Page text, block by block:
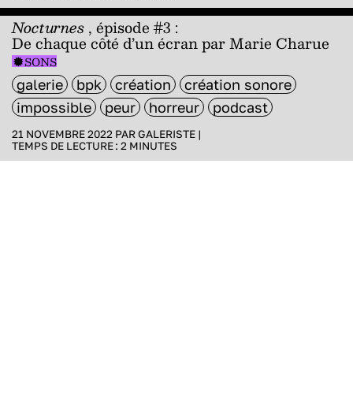
Nocturnes, épisode #3 :
De chaque côté d’un écran par Marie Charue
SONS
galerie bpk création
création sonore
impossible
peur horreur podcast
21 NOVEMBRE 2022 PARGALERISTE |
TEMPS DE LECTURE : 2 MINUTES